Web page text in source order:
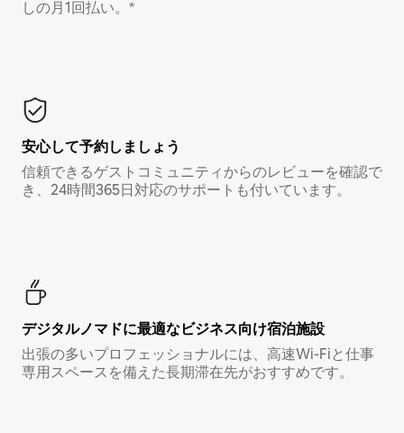
しの月1回払い。*
安心して予約しましょう
信頼できるゲストコミュニティからのレビューを確認で
き、24時間365日対応のサポートも付いています。
デジタルノマド⁠に最⁠適⁠なビ⁠ジ⁠ネ⁠ス⁠向⁠け宿⁠泊⁠施⁠設
出張の多いプロフェッショナルには、高速Wi-Fiと仕事
専用スペースを備えた長期滞在先がおすすめです。